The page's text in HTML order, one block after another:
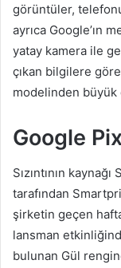
r
m
e
k
görüntüler,
ayrıca Google’ın
yatay kamera ile
çıkan bilgilere
modelinden büyük
Google
Sızıntının
tarafından
şirketin geçen
lansman
bulunan Gül